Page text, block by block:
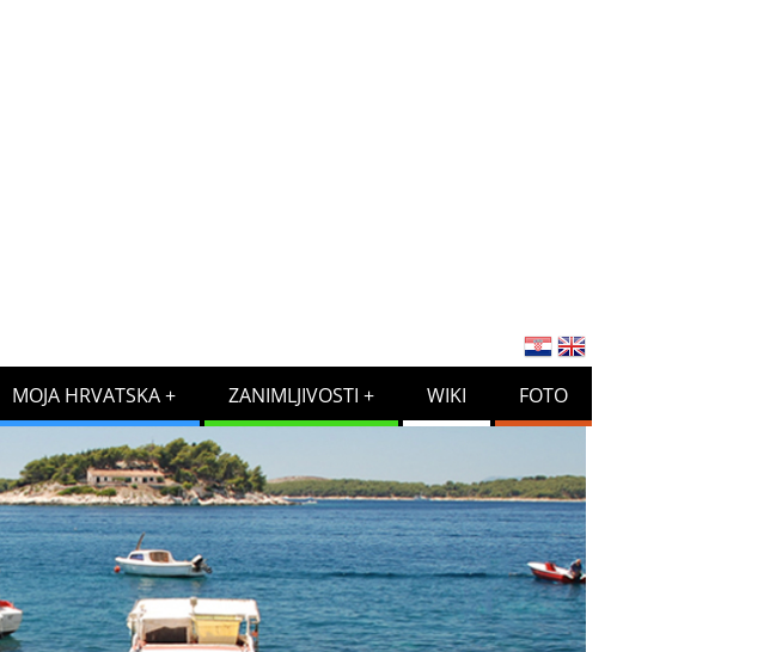
MOJA HRVATSKA ZANIMLJIVOSTI WIKI FOTO